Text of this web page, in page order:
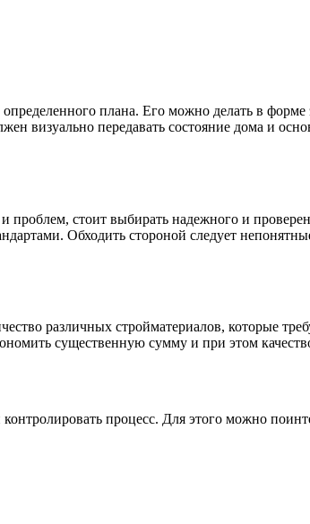
плана. Его можно делать в
визуально передавать состояние дома и
проблем, стоит выбирать надежного и
Обходить стороной следует
различных стройматериалов, которые
существенную сумму и при этом
процесс. Для этого можно